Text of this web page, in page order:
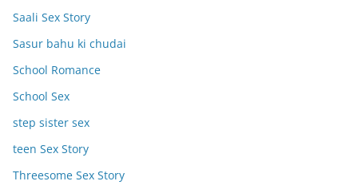
Saali Sex Story
Sasur bahu ki chudai
School Romance
School Sex
step sister sex
teen Sex Story
Threesome Sex Story